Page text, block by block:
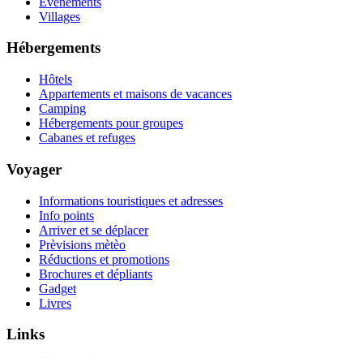
Villages
Hébergements
Hôtels
Appartements et maisons de vacances
Camping
Hébergements pour groupes
Cabanes et refuges
Voyager
Informations touristiques et adresses
Info points
Arriver et se déplacer
Prèvisions mètèo
Réductions et promotions
Brochures et dépliants
Gadget
Livres
Links